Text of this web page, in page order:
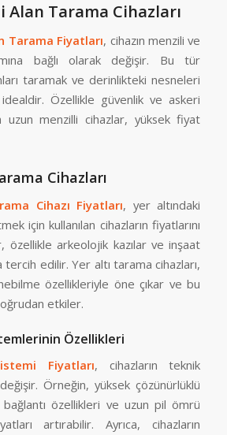
Alan Tarama Cihazları
Tarama Fiyatları, cihazın menzili ve
bağlı olarak değişir. Bu tür
taramak ve derinlikteki nesneleri
Özellikle güvenlik ve askeri
uzun menzilli cihazlar, yüksek fiyat
Cihazları
Cihazı Fiyatları, yer altındaki
için kullanılan cihazların fiyatlarını
özellikle arkeolojik kazılar ve inşaat
tercih edilir. Yer altı tarama cihazları,
özellikleriyle öne çıkar ve bu
etkiler.
Özellikleri
Fiyatları, cihazların teknik
Örneğin, yüksek çözünürlüklü
özellikleri ve uzun pil ömrü
artırabilir. Ayrıca, cihazların